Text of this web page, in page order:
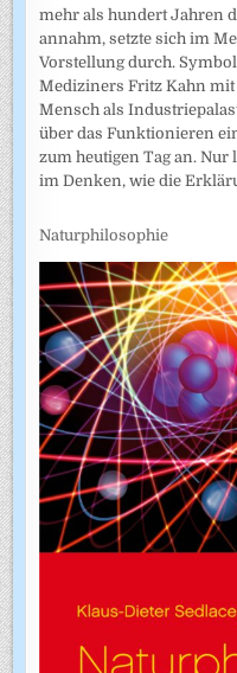
mehr als hundert Jahren
annahm, setzte sich im
Vorstellung durch.
Mediziners Fritz Kahn
Mensch als
über das Funktionieren
zum heutigen Tag an.
im Denken, wie die
Naturphilosophie